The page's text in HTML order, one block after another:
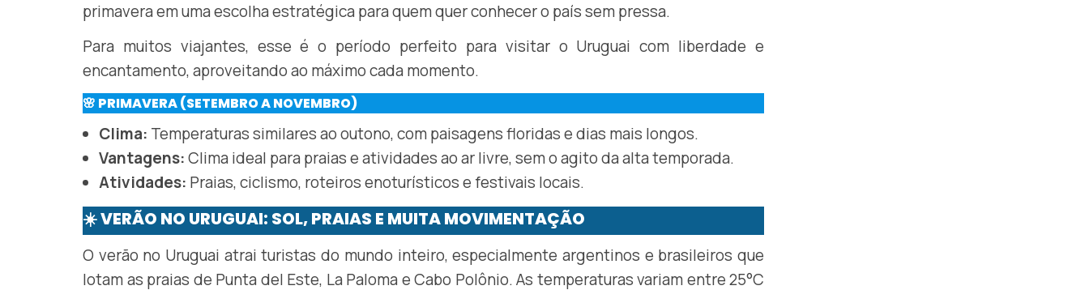
primavera em uma escolha estratégica para quem quer conhecer o país sem pressa.
Para muitos viajantes, esse é o período perfeito para visitar o Uruguai com liberdade e
encantamento, aproveitando ao máximo cada momento.
🌸 PRIMAVERA (SETEMBRO A NOVEMBRO)
Clima: Temperaturas similares ao outono, com paisagens floridas e dias mais longos.
Vantagens:Clima ideal para praias e atividades ao ar livre, sem o agito da alta temporada.
Atividades: Praias, ciclismo, roteiros enoturísticos e festivais locais.
☀️ VERÃO NO URUGUAI: SOL, PRAIAS E MUITA MOVIMENTAÇÃO
O verão no Uruguai atrai turistas do mundo inteiro, especialmente argentinos e brasileiros que
lotam as praias de Punta del Este, La Paloma e Cabo Polônio. As temperaturas variam entre 25°C